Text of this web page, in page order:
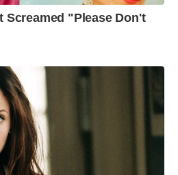
Screamed "Please Don't